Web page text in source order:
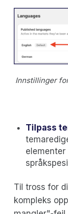
Innstillinger
Tilpass
Til tross for
kompleks